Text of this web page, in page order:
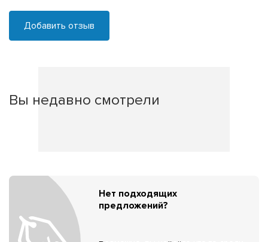
Добавить отзыв
Вы недавно смотрели
Нет подходящих
предложений?